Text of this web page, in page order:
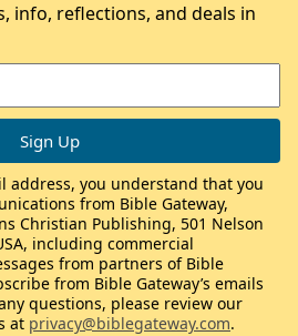
info, reflections, and deals in
address, you understand that you
from Bible Gateway,
Christian Publishing, 501 Nelson
including commercial
from partners of Bible
from Bible Gateway’s emails
questions, please review our
at privacy@biblegateway.com.